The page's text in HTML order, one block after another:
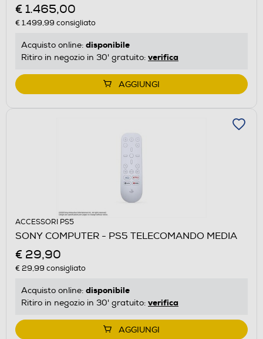
€ 1.465,00
€ 1.499,99 consigliato
Acquisto online: disponibile
Ritiro in negozio in 30' gratuito: verifica
AGGIUNGI
ACCESSORI PS5
SONY COMPUTER - PS5 TELECOMANDO MEDIA
€ 29,90
€ 29,99 consigliato
Acquisto online: disponibile
Ritiro in negozio in 30' gratuito: verifica
AGGIUNGI